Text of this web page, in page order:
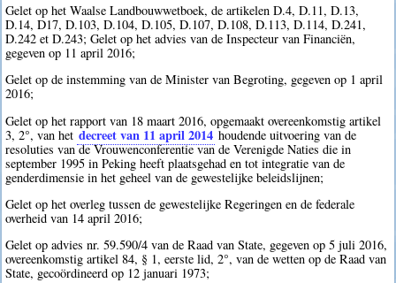
Gelet op het Waalse Landbouwwetboek, de artikelen D.4, D.11, D.13,
D.14, D17, D.103, D.104, D.105, D.107, D.108, D.113, D.114, D.241,
D.242 et D.243; Gelet op het advies van de Inspecteur van Financiën,
gegeven op 11 april 2016;
Gelet op de instemming van de Minister van Begroting, gegeven op 1 april
2016;
Gelet op het rapport van 18 maart 2016, opgemaakt overeenkomstig artikel
3, 2°, van het decreet van 11 april 2014 houdende uitvoering van de
resoluties van de Vrouwenconferentie van de Verenigde Naties die in
september 1995 in Peking heeft plaatsgehad en tot integratie van de
genderdimensie in het geheel van de gewestelijke beleidslijnen;
Gelet op het overleg tussen de gewestelijke Regeringen en de federale
overheid van 14 april 2016;
Gelet op advies nr. 59.590/4 van de Raad van State, gegeven op 5 juli 2016,
overeenkomstig artikel 84, § 1, eerste lid, 2°, van de wetten op de Raad van
State, gecoördineerd op 12 januari 1973;